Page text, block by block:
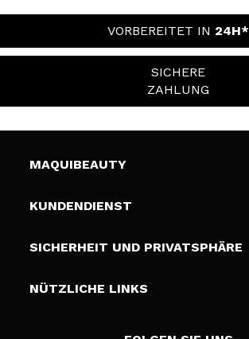
VORBEREITET IN 24H*
SICHERE
ZAHLUNG
MAQUIBEAUTY
Über uns
Geschenkkarten
KUNDENDIENST
Liefer- und Versandkosten
Zahlung
SICHERHEIT UND PRIVATSPHÄRE
Bedingungen und Datenschutz
NÜTZLICHE LINKS